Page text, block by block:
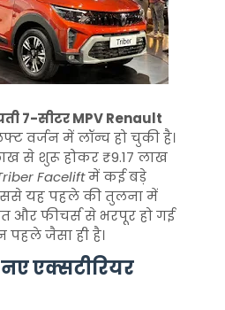
7-सीटर MPV Renault
वर्जन में लॉन्च हो चुकी है।
से शुरू होकर ₹9.17 लाख
Faceliftमें कई बड़े
यह पहले की तुलना में
और फीचर्स से भरपूर हो गई
पहले जैसा ही है।
एक्सटीरियर